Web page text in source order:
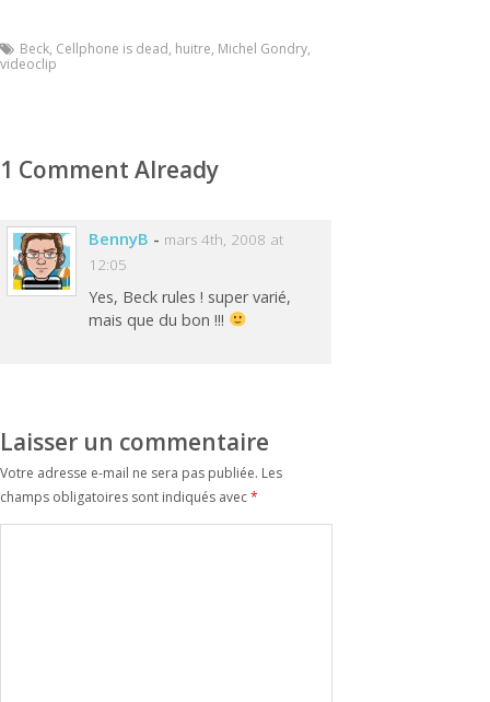
Beck, Cellphone is dead, huitre, Michel Gondry,
videoclip
1 Comment Already
BennyB - mars 4th, 2008 at
12:05
Yes, Beck rules ! super varié,
mais que du bon !!!
Laisser un commentaire
Votre adresse e-mail ne sera pas publiée. Les
champs obligatoires sont indiqués avec*